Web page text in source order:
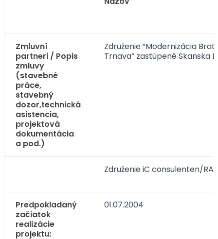
Zmluvní
partneri / Popis
zmluvy
(stavebné
práce,
stavebný
dozor,technická
asistencia,
projektová
dokumentácia
a pod.)
Združenie “Modernizácia
Trnava” zastúpené Skanska
Združenie iC consulenten/
Predpokladaný
začiatok
realizácie
projektu:
01.07.2004